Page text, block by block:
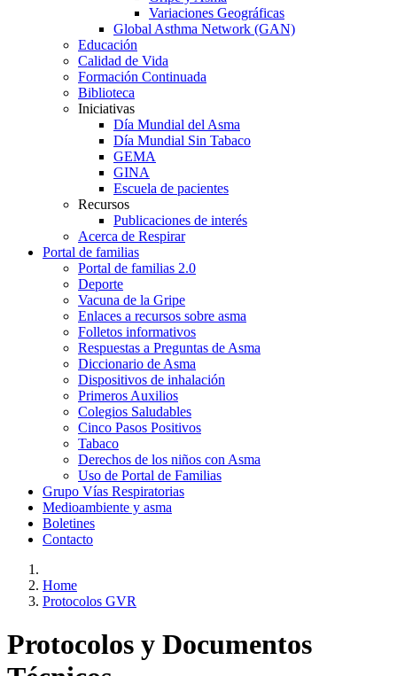
Variaciones Geográficas
Global Asthma Network (GAN)
Educación
Calidad de Vida
Formación Continuada
Biblioteca
Iniciativas
Día Mundial del Asma
Día Mundial Sin Tabaco
GEMA
GINA
Escuela de pacientes
Recursos
Publicaciones de interés
Acerca de Respirar
Portal de familias
Portal de familias 2.0
Deporte
Vacuna de la Gripe
Enlaces a recursos sobre asma
Folletos informativos
Respuestas a Preguntas de Asma
Diccionario de Asma
Dispositivos de inhalación
Primeros Auxilios
Colegios Saludables
Cinco Pasos Positivos
Tabaco
Derechos de los niños con Asma
Uso de Portal de Familias
Grupo Vías Respiratorias
Medioambiente y asma
Boletines
Contacto
Home
Protocolos GVR
Protocolos y Documentos